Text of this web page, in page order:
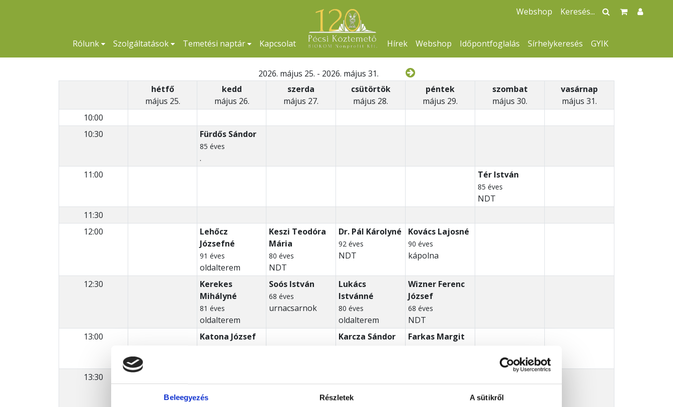
Beleegyezés Részletek A sütikről
Rólunk Szolgáltatások Temetési naptár Kapcsolat Hírek Webshop Időpontfoglalás Sírhelykeresés GYIK
Webshop
2026. május 25. - 2026. május 31.
hétfő
május 25.
kedd
május 26.
szerda
május 27.
csütörtök
május 28.
péntek
május 29.
szombat
május 30.
vasárnap
május 31.
10:00
10:30
Fürdős Sándor
85 éves
.
11:00
Tér István
85 éves
NDT
11:30
12:00
Lehőcz
Józsefné
91 éves
oldalterem
Keszi Teodóra
Mária
80 éves
NDT
Dr. Pál Károlyné
92 éves
NDT
Kovács Lajosné
90 éves
kápolna
12:30
Kerekes
Mihályné
81 éves
oldalterem
Soós István
68 éves
urnacsarnok
Lukács
Istvánné
80 éves
oldalterem
Wizner Ferenc
József
68 éves
NDT
13:00
Katona József Karcza Sándor Farkas Margit
13:30
NDT urnacsarnok